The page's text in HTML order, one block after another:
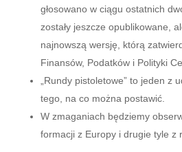
głosowano w ciągu ostatnich
zostały jeszcze opublikowane,
najnowszą wersję, którą
Finansów, Podatków i Polityki
„Rundy pistoletowe” to jeden z
tego, na co można postawić.
W zmaganiach będziemy
formacji z Europy i drugie tyle z